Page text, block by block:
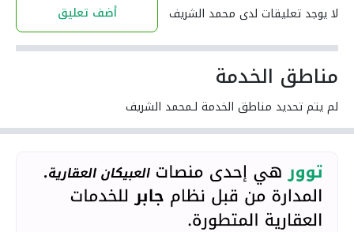
لا يوجد تعليقات لدى محمد الشريف أضف تعليق
مناطق الخدمة
لم يتم تحديد مناطق الخدمة لـمحمد الشريف